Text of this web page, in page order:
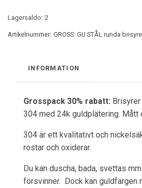
Lagersaldo: 2
Artikelnummer: GROSS: GU STÅL runda
INFORMATION
Grosspack 30% rabatt:
304 med 24k guldplätering. Mått
304 är ett kvalitativt och
rostar och oxiderar.
Du kan duscha, bada, svettas
försvinner. Dock kan guldfärgen